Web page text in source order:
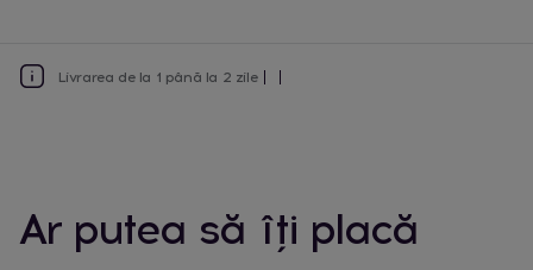
Livrarea de la 1 până la 2 zile
Ar putea să îți placă